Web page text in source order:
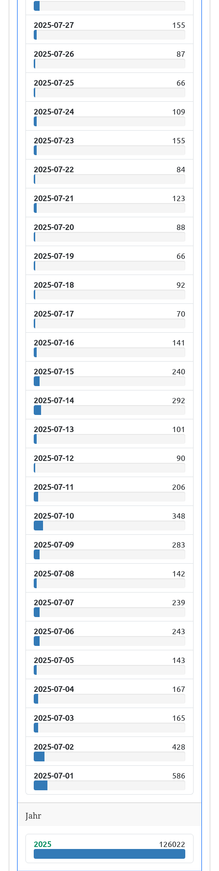
2025-07-27 155
2025-07-26 87
2025-07-25 66
2025-07-24 109
2025-07-23 155
2025-07-22 84
2025-07-21 123
2025-07-20 88
2025-07-19 66
2025-07-18 92
2025-07-17 70
2025-07-16 141
2025-07-15 240
2025-07-14 292
2025-07-13 101
2025-07-12 90
2025-07-11 206
2025-07-10 348
2025-07-09 283
2025-07-08 142
2025-07-07 239
2025-07-06 243
2025-07-05 143
2025-07-04 167
2025-07-03 165
2025-07-02 428
2025-07-01 586
Jahr
2025 126022